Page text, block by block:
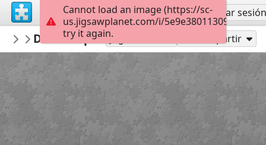
Regístrate Iniciar sesión
vychodoceskemuzeum
puzzle
Dřevěné puzzle, 80. léta 20. století 12
Jugar como Compartir
Cannot load an image (https://sc-
us.jigsawplanet.com/i/
try it again.